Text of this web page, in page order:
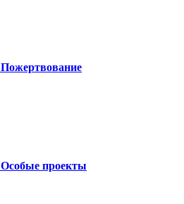
Пожертвование
Особые проекты